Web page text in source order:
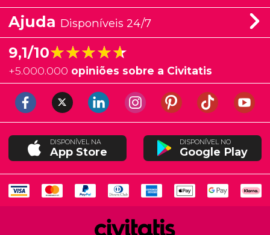
Ajuda Disponíveis 24/7
9,1/10★★★★★
★★★★★
+5.000.000 opiniões sobre a Civitatis
DISPONÍVEL NA
App Store
DISPONÍVEL NO
Google Play